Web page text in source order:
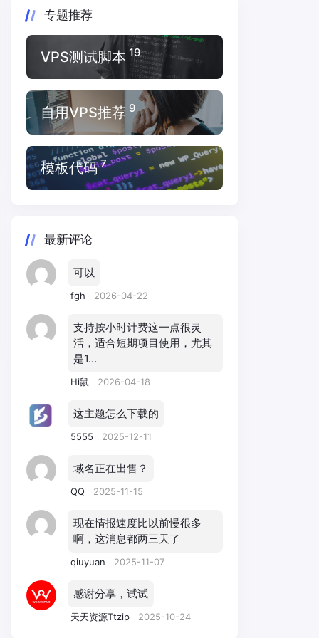
专题推荐
VPS测试脚本 19
自用VPS推荐 9
模板代码 7
最新评论
可以
fgh 2026-04-22
支持按小时计费这一点很灵
活，适合短期项目使用，尤其
是1...
Hi鼠 2026-04-18
这主题怎么下载的
5555 2025-12-11
域名正在出售？
QQ 2025-11-15
现在情报速度比以前慢很多
啊，这消息都两三天了
qiuyuan 2025-11-07
感谢分享，试试
天天资源Ttzip 2025-10-24